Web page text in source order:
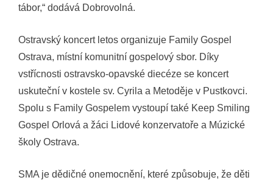
tábor,“ dodává Dobrovolná.
Ostravský koncert letos organizuje Family Gospel
Ostrava, místní komunitní gospelový sbor. Díky
vstřícnosti ostravsko-opavské diecéze se koncert
uskuteční v kostele sv. Cyrila a Metoděje v Pustkovci.
Spolu s Family Gospelem vystoupí také Keep Smiling
Gospel Orlová a žáci Lidové konzervatoře a Múzické
školy Ostrava.
SMA je dědičné onemocnění, které způsobuje, že děti